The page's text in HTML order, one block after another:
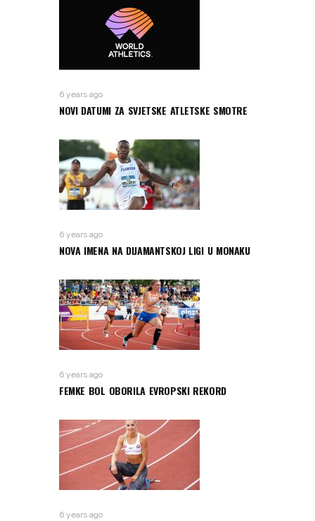
6 years ago
NOVI DATUMI ZA SVJETSKE ATLETSKE SMOTRE
6 years ago
NOVA IMENA NA DIJAMANTSKOJ LIGI U MONAKU
6 years ago
FEMKE BOL OBORILA EVROPSKI REKORD
6 years ago